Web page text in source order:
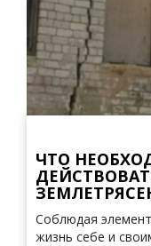
ЧТО
Соблюдая
жизнь себе и